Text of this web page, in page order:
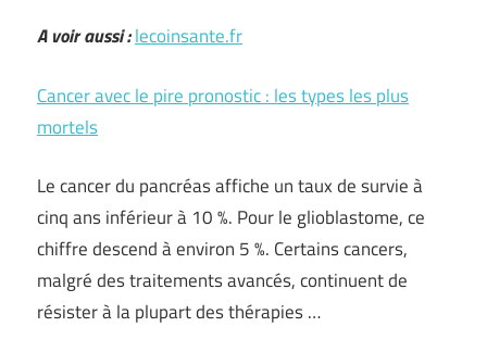
A voir aussi :lecoinsante.fr
Cancer avec le pire pronostic : les types les plus
mortels
Le cancer du pancréas affiche un taux de survie à
cinq ans inférieur à 10 %. Pour le glioblastome, ce
chiffre descend à environ 5 %. Certains cancers,
malgré des traitements avancés, continuent de
résister à la plupart des thérapies …